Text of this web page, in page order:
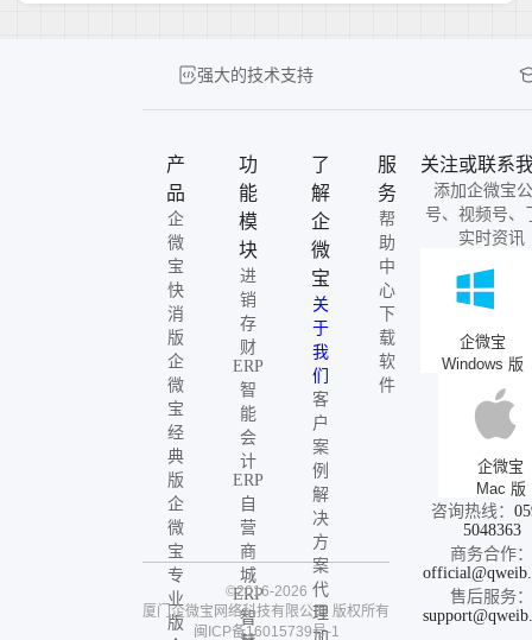
强大的技术支持
产
品
企
微
宝
快
消
版
企
微
宝
经
典
版
企
微
宝
专
业
版
功
能
模
块
进
销
存
财
ERP
智
能
会
计
ERP
自
营
商
城
ERP
智
了
解
企
微
宝
关
于
我
们
客
户
案
例
解
决
方
案
代
理
服
务
帮
助
中
心
下
载
软
件
关注或联系
添加企微宝
号、视频号、
实时资讯
企微宝
Windows 版
企微宝
Mac 版
咨询热线：
5048363
商务合作：
售后服务：
©2016-2026
厦门企微宝网络科技有限公司 版权所有
闽ICP备16015739号-1